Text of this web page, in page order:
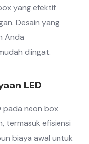
yang efektif
Desain yang
Anda
diingat.
LED
pada neon box
termasuk efisiensi
biaya awal untuk